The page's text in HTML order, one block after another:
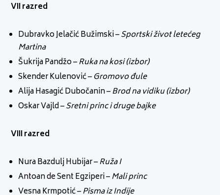
VII razred
Dubravko Jelačić Bužimski –Sportski život letećeg
Martina
Šukrija Pandžo –Ruka na kosi (izbor)
Skender Kulenović –Gromovo đule
Alija Hasagić Dubočanin –Brod na vidiku (izbor)
Oskar Vajld –Sretni princ i druge bajke
VIII razred
Nura Bazdulj Hubijar –Ruža I
Antoan de Sent Egziperi –Mali princ
Vesna Krmpotić –Pisma iz Indije